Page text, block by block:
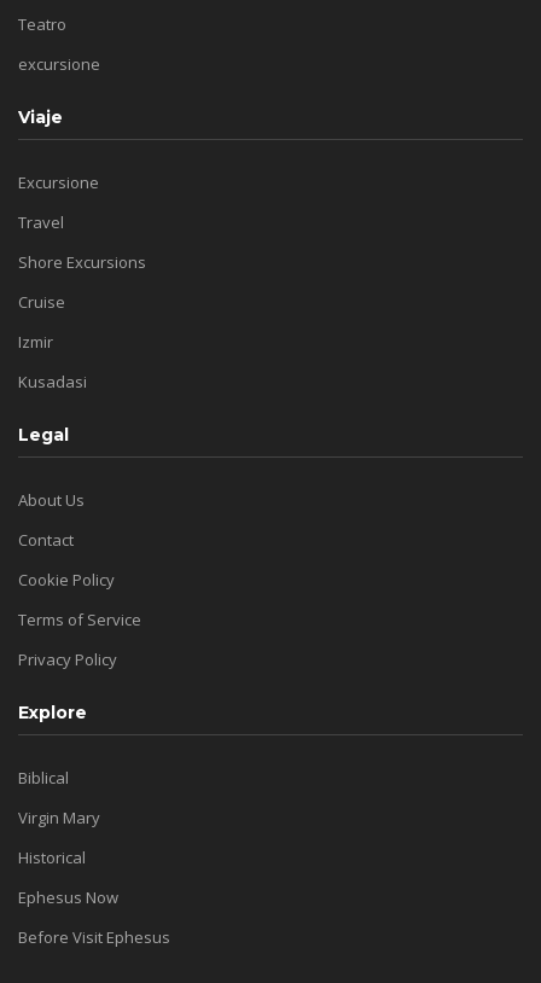
Teatro
excursione
Viaje
Excursione
Travel
Shore Excursions
Cruise
Izmir
Kusadasi
Legal
About Us
Contact
Cookie Policy
Terms of Service
Privacy Policy
Explore
Biblical
Virgin Mary
Historical
Ephesus Now
Before Visit Ephesus